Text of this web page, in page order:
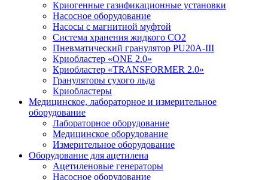
Криогенные газификационные установки
Насосное оборудование
Насосы с магнитной муфтой
Система хранения жидкого CO2
Пневматический гранулятор PU20A-III
Криобластер «ONE 2.0»
Криобластер «TRANSFORMER 2.0»
Грануляторы сухого льда
Криобластеры
Медицинское, лабораторное и измерительное
оборудование
Лабораторное оборудование
Медицинское оборудование
Измерительное оборудование
Оборудование для ацетилена
Ацетиленовые генераторы
Насосное оборудование